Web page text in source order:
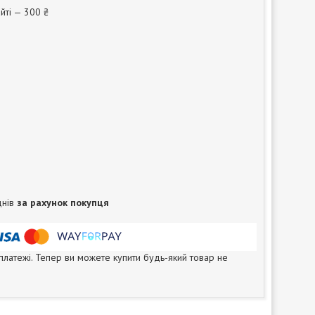
— 300 ₴
за рахунок покупця
Тепер ви можете купити будь-який товар не